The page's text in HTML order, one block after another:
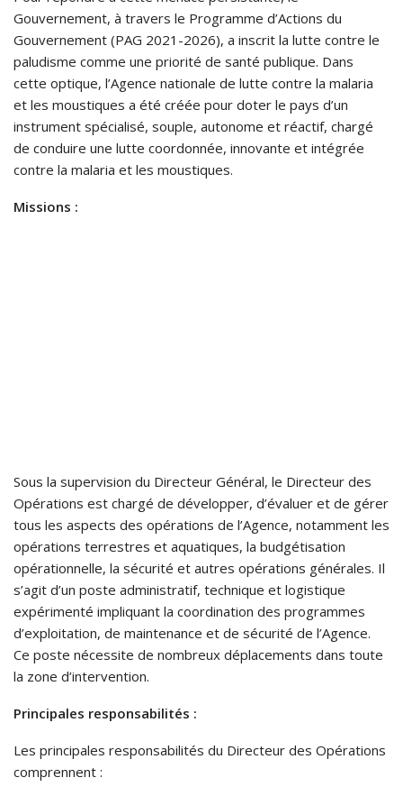
Gouvernement, à travers le Programme d’Actions du
Gouvernement (PAG 2021-2026), a inscrit la lutte contre le
paludisme comme une priorité de santé publique. Dans
cette optique, l’Agence nationale de lutte contre la malaria
et les moustiques a été créée pour doter le pays d’un
instrument spécialisé, souple, autonome et réactif, chargé
de conduire une lutte coordonnée, innovante et intégrée
contre la malaria et les moustiques.
Missions :
Sous la supervision du Directeur Général, le Directeur des
Opérations est chargé de développer, d’évaluer et de gérer
tous les aspects des opérations de l’Agence, notamment les
opérations terrestres et aquatiques, la budgétisation
opérationnelle, la sécurité et autres opérations générales. Il
s’agit d’un poste administratif, technique et logistique
expérimenté impliquant la coordination des programmes
d’exploitation, de maintenance et de sécurité de l’Agence.
Ce poste nécessite de nombreux déplacements dans toute
la zone d’intervention.
Principales responsabilités :
Les principales responsabilités du Directeur des Opérations
comprennent :